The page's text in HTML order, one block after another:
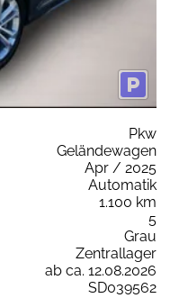
Pkw
Geländewagen
Apr / 2025
Automatik
1.100 km
5
Grau
Zentrallager
ab ca. 12.08.2026
SD039562